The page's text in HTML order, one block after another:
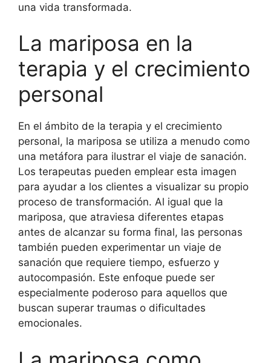
una vida transformada.
La mariposa en la
terapia y el crecimiento
personal
En el ámbito de la terapia y el crecimiento
personal, la mariposa se utiliza a menudo como
una metáfora para ilustrar el viaje de sanación.
Los terapeutas pueden emplear esta imagen
para ayudar a los clientes a visualizar su propio
proceso de transformación. Al igual que la
mariposa, que atraviesa diferentes etapas
antes de alcanzar su forma final, las personas
también pueden experimentar un viaje de
sanación que requiere tiempo, esfuerzo y
autocompasión. Este enfoque puede ser
especialmente poderoso para aquellos que
buscan superar traumas o dificultades
emocionales.